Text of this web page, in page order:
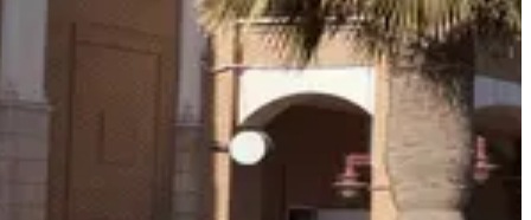
أفكار السفر
معلومات السفر
المعلومات الخاصة بالمطار